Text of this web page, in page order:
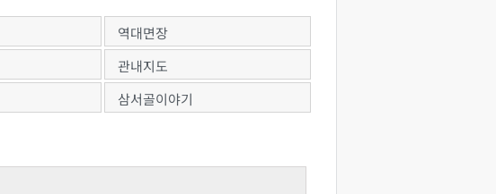
역대면장
관내지도
삼서골이야기